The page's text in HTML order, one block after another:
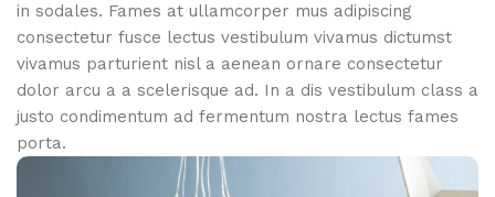
in sodales. Fames at ullamcorper mus adipiscing
consectetur fusce lectus vestibulum vivamus dictumst
vivamus parturient nisl a aenean ornare consectetur
dolor arcu a a scelerisque ad. In a dis vestibulum class a
justo condimentum ad fermentum nostra lectus fames
porta.